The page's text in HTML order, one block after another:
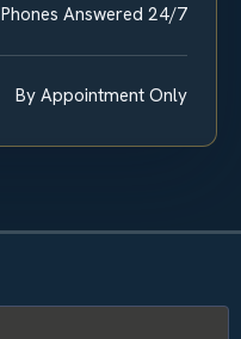
Phones Answered 24/7
By Appointment Only